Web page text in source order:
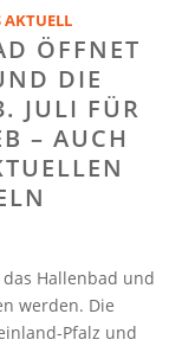
AKTUELL
ÖFFNET
DIE
JULI FÜR
– AUCH
Hallenbad und
werden. Die
Pfalz und